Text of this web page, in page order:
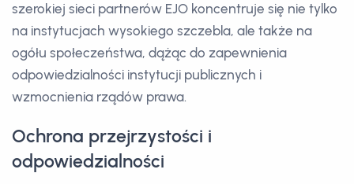
szerokiej sieci partnerów EJO koncentruje się nie tylko
na instytucjach wysokiego szczebla, ale także na
ogółu społeczeństwa, dążąc do zapewnienia
odpowiedzialności instytucji publicznych i
wzmocnienia rządów prawa.
Ochrona przejrzystości i
odpowiedzialności